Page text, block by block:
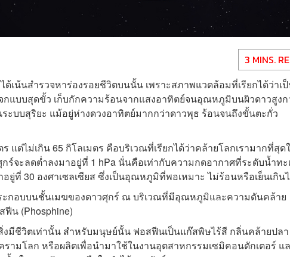
3 MINS.
เน้นสำรวจหาร่องรอยชีวิตบนนั้น เพราะสภาพแวดล้อมที่เรียกได้ว่าเ
จกแบบสุดขั้ว เก็บกักความร้อนจากแสงอาทิตย์จนอุณหภูมิบนผิวดาวสูง
ระบบสุริยะ แม้อยู่ห่างดวงอาทิตย์มากกว่าดาวพุธ ร้อนจนถึงขั้นตะกั่ว
แต่ไม่เกิน 65 กิโลเมตร คือบริเวณที่เรียกได้ว่าคล้ายโลกเรามากที่สุด
ร์จะลดต่ำลงมาอยู่ที่ 1 hPa นั่นคือเท่ากับความกดอากาศที่ระดับน้ำทะ
ที่ 30 องศาเซลเซียส ซึ่งเป็นอุณหภูมิที่พอเหมาะ ไม่ร้อนหรือเย็นเกิน
ระกอบบนชั้นเมฆของดาวศุกร์ ณ บริเวณที่มีอุณหภูมิและความดันคล้าย
น (Phosphine)
มีชีวิตเท่านั้น สำหรับมนุษย์นั้น ฟอสฟีนเป็นแก๊สพิษไร้สี กลิ่นคล้ายปลา
รามโลก หรือผลิตเพื่อนำมาใช้ในงานอุตสาหกรรมเซมิคอนดักเตอร์ แ